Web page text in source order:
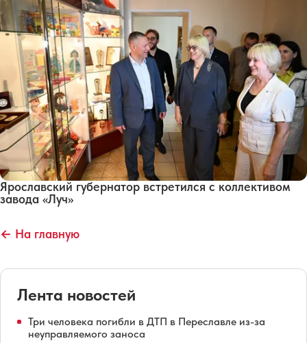
Ярославский губернатор встретился с коллективом
завода «Луч»
← На главную
Лента новостей
Три человека погибли в ДТП в Переславле из-за
неуправляемого заноса